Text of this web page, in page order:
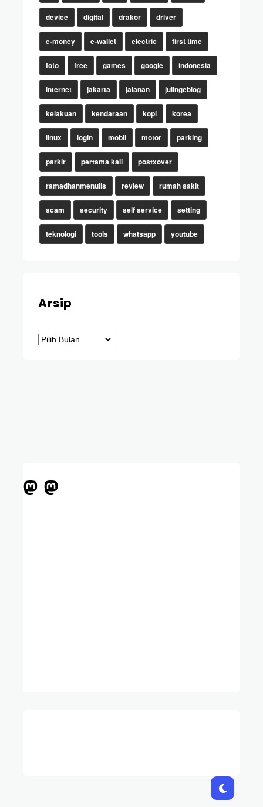
device digital drakor driver
e-money e-wallet electric first time
foto free games google indonesia
internet jakarta jalanan julingeblog
kelakuan kendaraan kopi korea
linux login mobil motor parking
parkir pertama kali postxover
ramadhanmenulis review rumah sakit
scam security self service setting
teknologi tools whatsapp youtube
Arsip
Arsip